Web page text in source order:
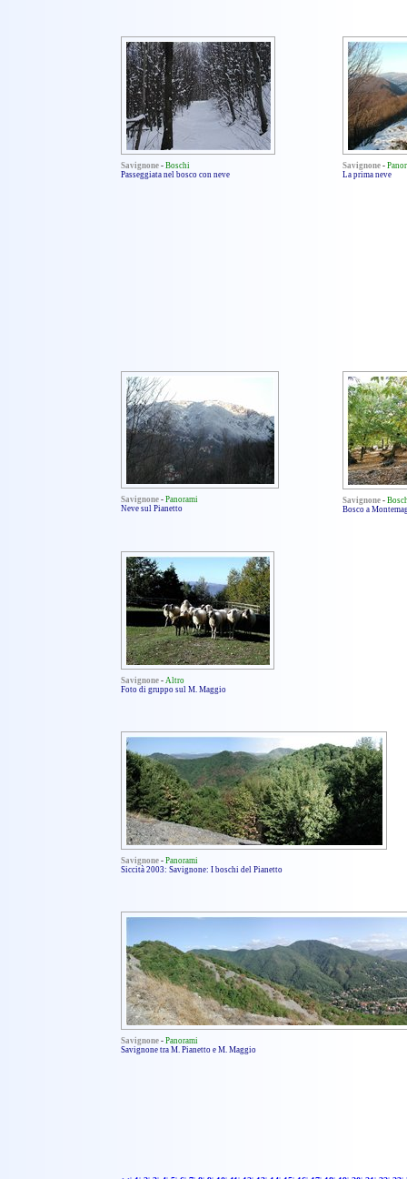
Savignone - Boschi
Passeggiata nel bosco con neve
Savignone -
La prima neve
Savignone - Panorami
Neve sul Pianetto
Savignone -
Bosco a
Savignone - Altro
Foto di gruppo sul M. Maggio
Savignone - Panorami
Siccità 2003: Savignone: I boschi del Pianetto
Savignone - Panorami
Savignone tra M. Pianetto e M. Maggio